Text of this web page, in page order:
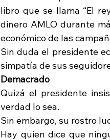
libro que se llama “El
dinero AMLO durante
económico de las
Sin duda el presidente
simpatía de sus
Demacrado
Quizá el presidente
verdad lo sea.
Sin embargo, su rostro
Hay quien dice que